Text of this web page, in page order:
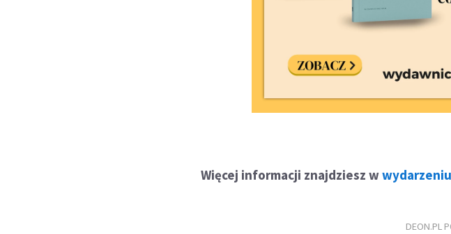
Więcej informacji znajdziesz wwydarzeniu
DEON.PL